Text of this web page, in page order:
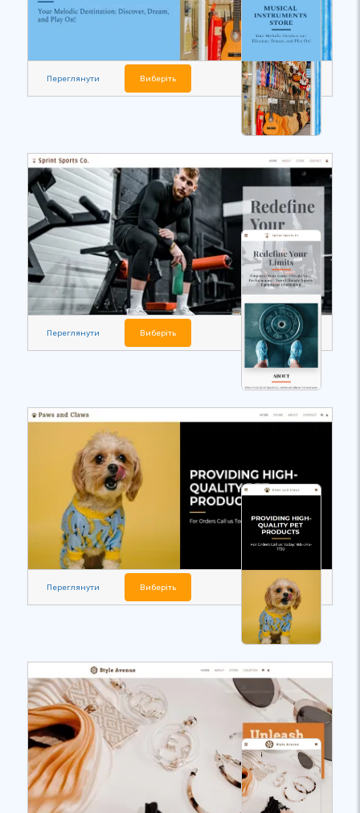
Переглянути Виберіть
Переглянути Виберіть
Переглянути Виберіть